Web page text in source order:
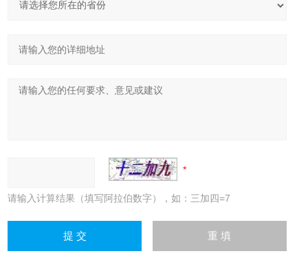
请输入计算结果（填写阿拉伯数字），如：三加四=7